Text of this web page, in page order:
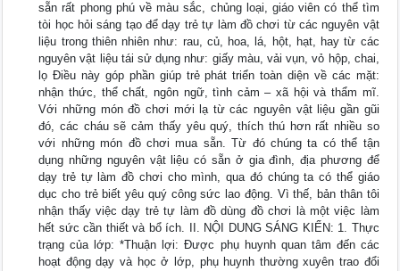
sẵn rất phong phú về màu sắc, chủng loại, giáo viên có thể tìm
tòi học hỏi sáng tạo để dạy trẻ tự làm đồ chơi từ các nguyên vật
liệu trong thiên nhiên như: rau, củ, hoa, lá, hột, hạt, hay từ các
nguyên vật liệu tái sử dụng như: giấy màu, vải vụn, vỏ hộp, chai,
lọ Điều này góp phần giúp trẻ phát triển toàn diện về các mặt:
nhận thức, thể chất, ngôn ngữ, tình cảm – xã hội và thẩm mĩ.
Với những món đồ chơi mới lạ từ các nguyên vật liệu gần gũi
đó, các cháu sẽ cảm thấy yêu quý, thích thú hơn rất nhiều so
với những món đồ chơi mua sẵn. Từ đó chúng ta có thể tận
dụng những nguyên vật liệu có sẵn ở gia đình, địa phương để
dạy trẻ tự làm đồ chơi cho mình, qua đó chúng ta có thể giáo
dục cho trẻ biết yêu quý công sức lao động. Vì thế, bản thân tôi
nhận thấy việc dạy trẻ tự làm đồ dùng đồ chơi là một việc làm
hết sức cần thiết và bổ ích. II. NỘI DUNG SÁNG KIẾN: 1. Thực
trạng của lớp: *Thuận lợi: Được phụ huynh quan tâm đến các
hoạt động dạy và học ở lớp, phụ huynh thường xuyên trao đổi